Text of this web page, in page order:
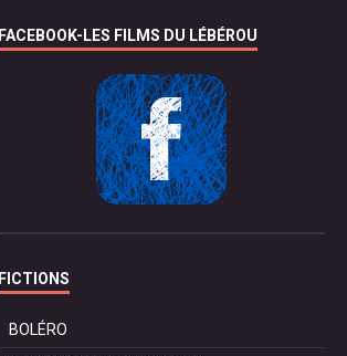
FACEBOOK-LES FILMS DU LÉBÉROU
FICTIONS
BOLÉRO